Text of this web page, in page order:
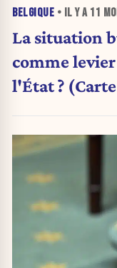
BELGIQUE • IL Y A 11
La situation
comme
l'État ?